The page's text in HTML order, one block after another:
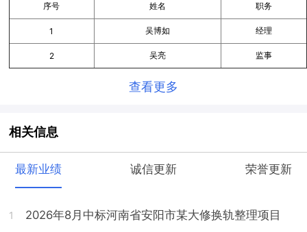
序号 姓名 职务
1 吴博如 经理
2 吴亮 监事
查看更多
相关信息
最新业绩 诚信更新 荣誉更新
1 2026年8月中标河南省安阳市某大修换轨整理项目